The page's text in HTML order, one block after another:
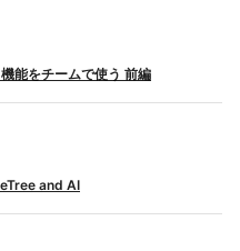
能をチームで使う 前編
and AI